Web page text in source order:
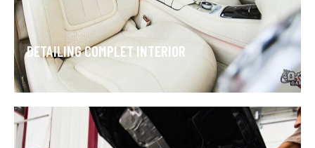
DETAILING COMPLET INTERIOR